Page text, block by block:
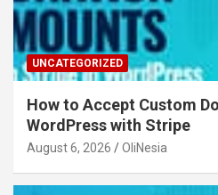
UNCATEGORIZED
How to Accept Custom
WordPress with Stripe
August 6, 2026 OliNesia